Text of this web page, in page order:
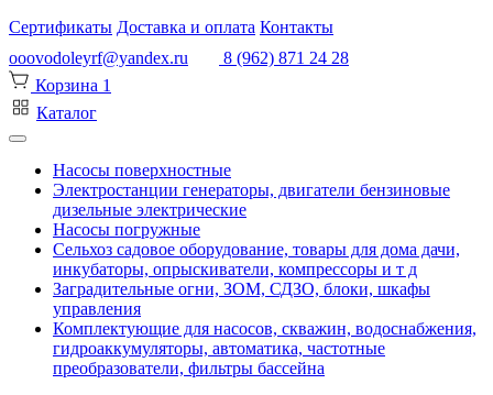
Сертификаты Доставка и оплата Контакты
ooovodoleyrf@yandex.ru
8 (962) 871 24 28
Корзина 1
Каталог
Насосы поверхностные
Электростанции генераторы, двигатели бензиновые
дизельные электрические
Насосы погружные
Сельхоз садовое оборудование, товары для дома дачи,
инкубаторы, опрыскиватели, компрессоры и т д
Заградительные огни, ЗОМ, СДЗО, блоки, шкафы
управления
Комплектующие для насосов, скважин, водоснабжения,
гидроаккумуляторы, автоматика, частотные
преобразователи, фильтры бассейна